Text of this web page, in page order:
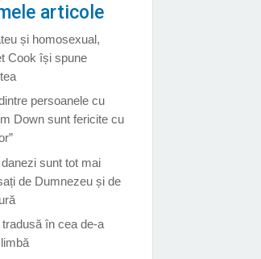
articole
și homosexual,
Cook își spune
persoanele cu
Down sunt fericite cu
sunt tot mai
de Dumnezeu și de
tradusă în cea de-a